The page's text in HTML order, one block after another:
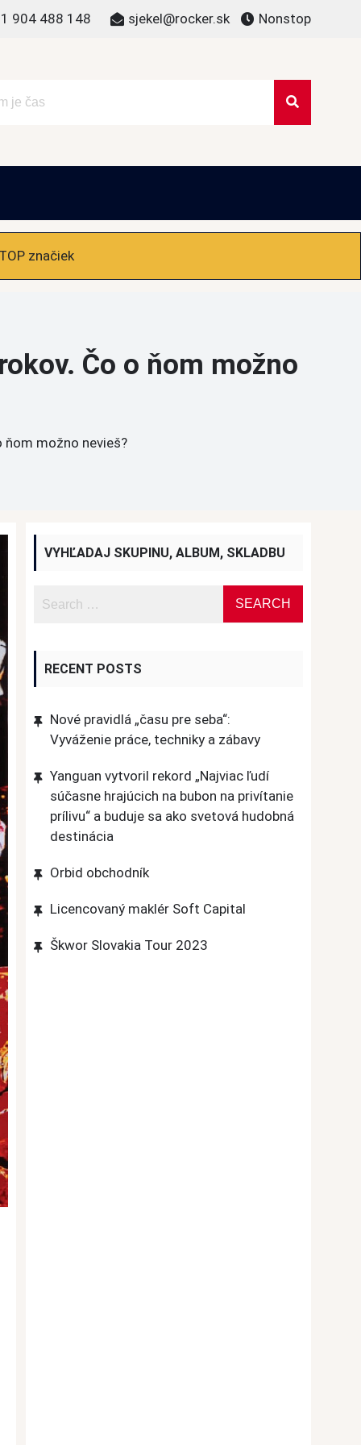
904 488 148 sjekel@rocker.sk Nonstop
značiek
Čo o ňom možno
ňom možno nevieš?
VYHĽADAJ SKUPINU, ALBUM, SKLADBU
RECENT POSTS
Nové pravidlá „času pre seba“:
Vyváženie práce, techniky a zábavy
Yanguan vytvoril rekord „Najviac ľudí
súčasne hrajúcich na bubon na privítanie
prílivu“ a buduje sa ako svetová hudobná
destinácia
Orbid obchodník
Licencovaný maklér Soft Capital
Škwor Slovakia Tour 2023